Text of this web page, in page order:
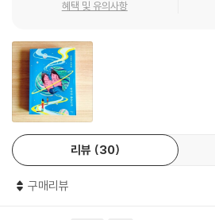
현실적인 이유로 다른 단편들 사이에 섞여 비
듯하다. 이 책엔 마음을 울렁이게 하는 수작들
들은 수작이라고 말하기는 어렵다. 「0과 1 사이
람」, 「얼마나 닮았는가」는 (물론 이견이 있
없다. 이 세 편은 걸작이기 때문이다. 목차를
걸작을 세 편 연속으로 읽다가 과도한 희열에
수작을 끼워 넣은 배려가 엿보인다.
작가의 모든 출간작을 통틀어 상당수의 작
혜택 및 유의사항
리뷰 30
구매리뷰